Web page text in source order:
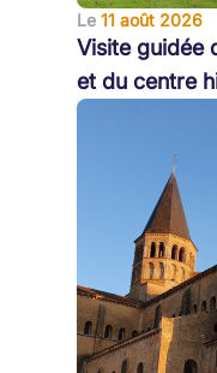
Le 11 août 2026
Visite guidée
et du centre